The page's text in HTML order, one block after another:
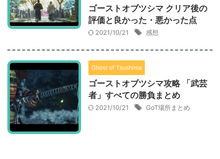
ゴーストオブツシマ クリア後の
評価と良かった・悪かった点
2021/10/21 感想
Ghost of Tsushima
ゴーストオブツシマ攻略 「武芸
者」すべての勝負まとめ
2021/10/21 GoT場所まとめ